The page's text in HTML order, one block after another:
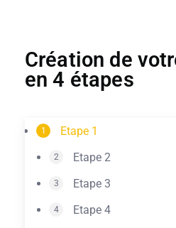
Création de
en 4 étapes
1 Etape 1
2 Etape 2
3 Etape 3
4 Etape 4